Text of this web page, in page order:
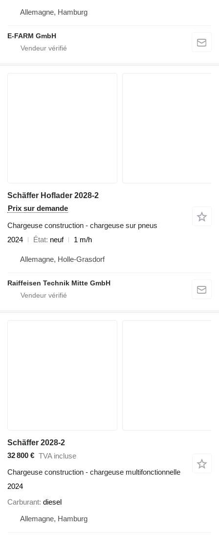
Allemagne, Hamburg
E-FARM GmbH
Schäffer Hoflader 2028-2
Prix sur demande
Chargeuse construction - chargeuse sur pneus
2024
État neuf 1 m/h
Allemagne, Holle-Grasdorf
Raiffeisen Technik Mitte GmbH
Schäffer 2028-2
32 800 € TVA incluse
Chargeuse construction - chargeuse multifonctionnelle
2024
Carburant diesel
Allemagne, Hamburg